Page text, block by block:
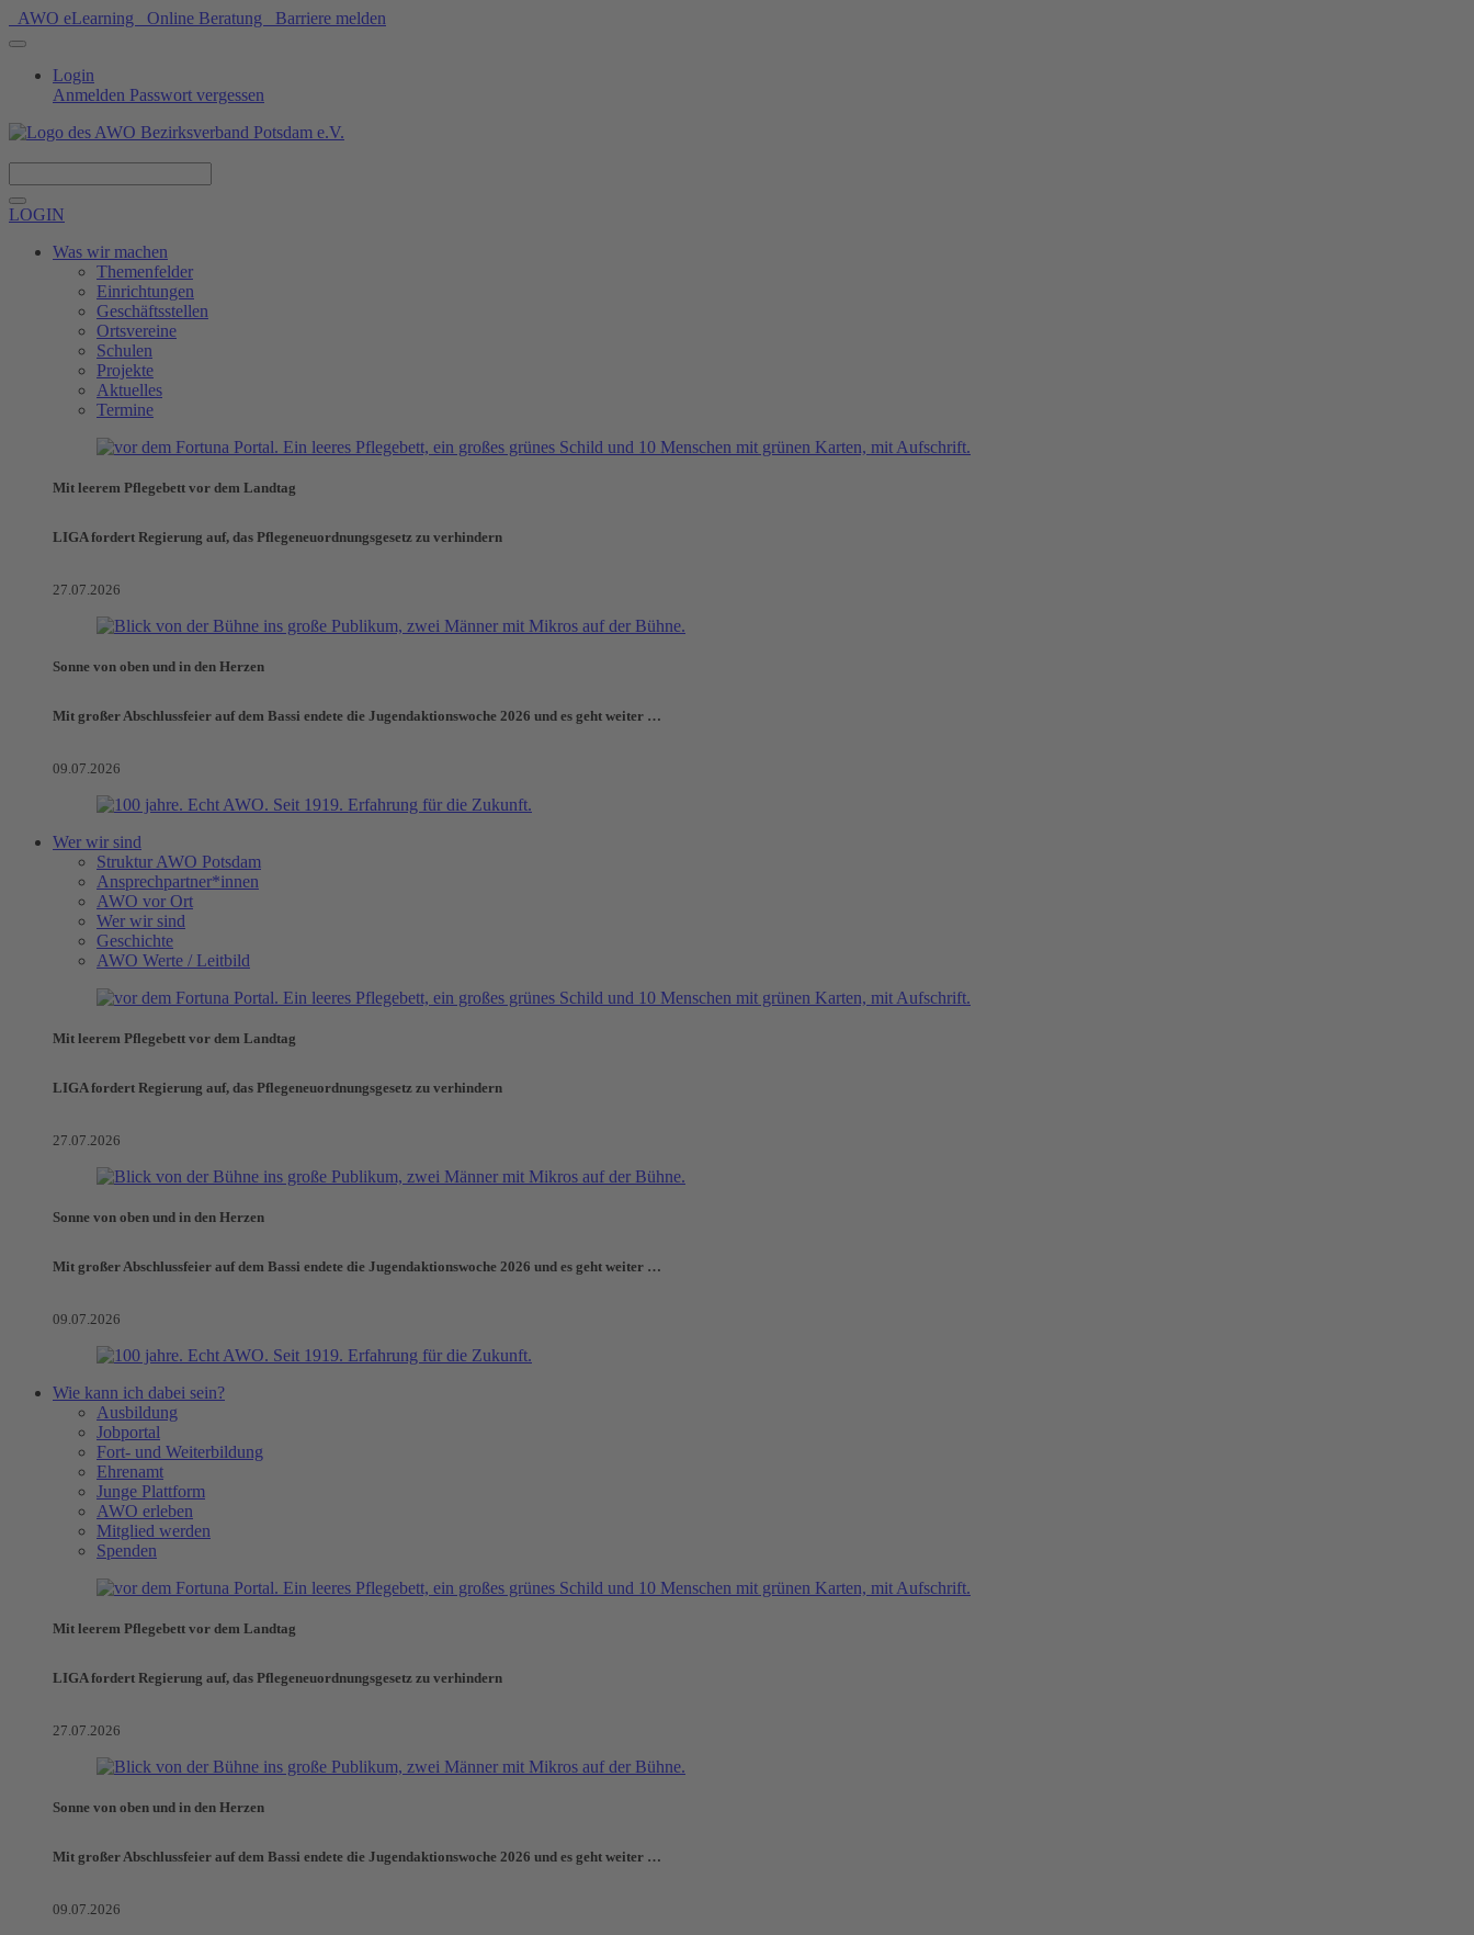
AWO eLearning Online Beratung Barriere melden
Login
Anmelden Passwort vergessen
LOGIN
Was wir machen
Themenfelder
Einrichtungen
Geschäftsstellen
Ortsvereine
Schulen
Projekte
Aktuelles
Termine
Mit leerem Pflegebett vor dem Landtag
LIGA fordert Regierung auf, das Pflegeneuordnungsgesetz zu verhindern
27.07.2026
Sonne von oben und in den Herzen
Mit großer Abschlussfeier auf dem Bassi endete die Jugendaktionswoche 2026 und es geht weiter …
09.07.2026
Wer wir sind
Struktur AWO Potsdam
Ansprechpartner*innen
AWO vor Ort
Wer wir sind
Geschichte
AWO Werte / Leitbild
Mit leerem Pflegebett vor dem Landtag
LIGA fordert Regierung auf, das Pflegeneuordnungsgesetz zu verhindern
27.07.2026
Sonne von oben und in den Herzen
Mit großer Abschlussfeier auf dem Bassi endete die Jugendaktionswoche 2026 und es geht weiter …
09.07.2026
Wie kann ich dabei sein?
Ausbildung
Jobportal
Fort- und Weiterbildung
Ehrenamt
Junge Plattform
AWO erleben
Mitglied werden
Spenden
Mit leerem Pflegebett vor dem Landtag
LIGA fordert Regierung auf, das Pflegeneuordnungsgesetz zu verhindern
27.07.2026
Sonne von oben und in den Herzen
Mit großer Abschlussfeier auf dem Bassi endete die Jugendaktionswoche 2026 und es geht weiter …
09.07.2026